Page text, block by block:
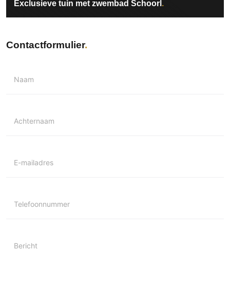
Exclusieve tuin met zwembad Schoorl
Contactformulier
Naam
Achternaam
E-mailadres
Telefoonnummer
Bericht